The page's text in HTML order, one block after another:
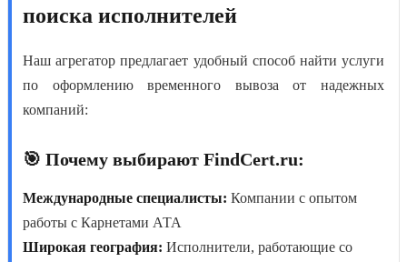
поиска исполнителей
Наш агрегатор предлагает удобный способ найти услуги
по оформлению временного вывоза от надежных
компаний:
🎯 Почему выбирают FindCert.ru:
Международные специалисты: Компании с опытом
работы с Карнетами АТА
Широкая география: Исполнители, работающие со